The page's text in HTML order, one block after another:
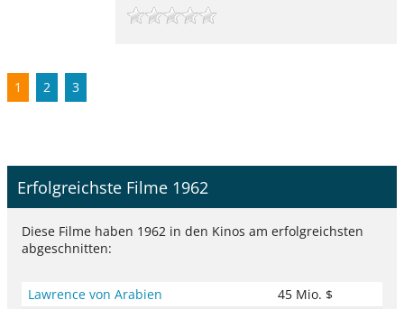
1 2 3
Erfolgreichste Filme 1962
Diese Filme haben 1962 in den Kinos am erfolgreichsten
abgeschnitten:
Lawrence von Arabien
45 Mio. $